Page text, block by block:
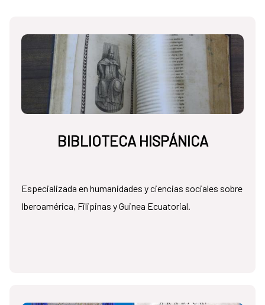
BIBLIOTECA HISPÁNICA
Especializada en humanidades y ciencias sociales sobre
Iberoamérica, Filipinas y Guinea Ecuatorial.